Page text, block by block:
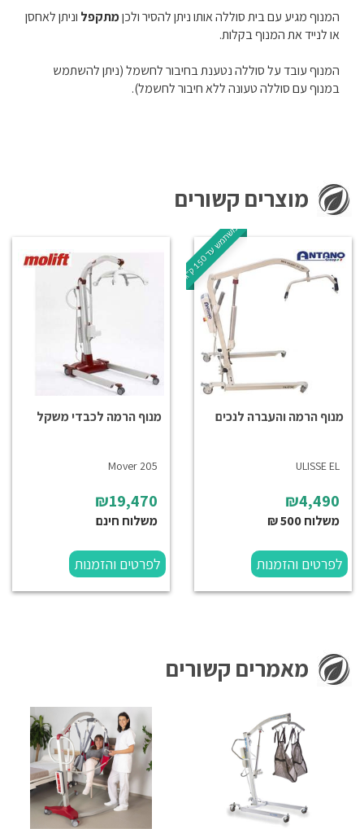
המנוף מגיע עם בית סוללה אותו ניתן להסיר ולכןמתקפל וניתן לאחסן
או לנייד את המנוף בקלות.
המנוף עובד על סוללה נטענת בחיבור לחשמל (ניתן להשתמש
במנוף עם סוללה טעונה ללא חיבור לחשמל).
מוצרים קשורים
ל
מ
ש
ת
מ
ש
ע
ד
1
5
0
ק
"
ג
מנוף הרמה והעברה לנכים
ULISSE EL
₪4,490
משלוח 500 ₪
לפרטים והזמנות
מנוף הרמה לכבדי משקל
Mover 205
₪19,470
משלוח חינם
לפרטים והזמנות
מאמרים קשורים